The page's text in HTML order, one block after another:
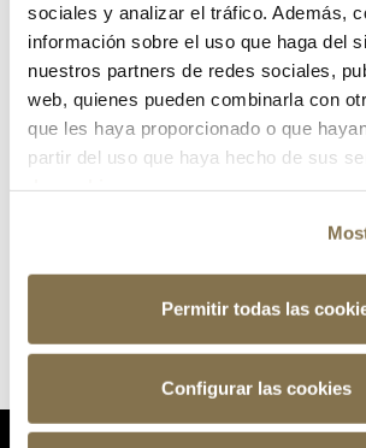
sociales y analizar el tráfico. Además,
información sobre el uso que haga del
nuestros partners de redes sociales,
web, quienes pueden combinarla con
que les haya proporcionado o que
partir del uso que haya hecho de sus
Permitir todas las
Configurar las cookies
¿Has olvidado tu contraseña?